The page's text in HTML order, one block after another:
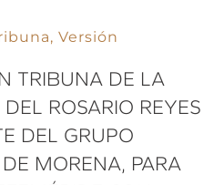
,Versión
TRIBUNA DE LA
ROSARIO REYES
DEL GRUPO
MORENA, PARA